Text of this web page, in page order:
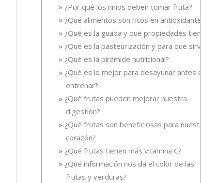
¿Por qué los niños deben tomar fruta?
¿Qué alimentos son ricos en antioxidantes?
¿Qué es la guaba y qué propiedades tiene?
¿Qué es la pasteurización y para qué sirve?
¿Qué es la pirámide nutricional?
¿Qué es lo mejor para desayunar antes de
entrenar?
¿Qué frutas pueden mejorar nuestra
digestión?
¿Qué frutas son beneficiosas para nuestro
corazón?
¿Qué frutas tienen más vitamina C?
¿Qué información nos da el color de las
frutas y verduras?